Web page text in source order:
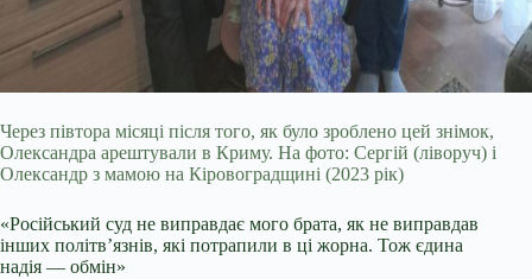
Через півтора місяці після того, як було зроблено цей знімок,
Олександра арештували в Криму. На фото: Сергій (ліворуч) і
Олександр з мамою на Кіровоградщині (2023 рік)
«Російський суд не виправдає мого брата, як не виправдав
інших політв’язнів, які потрапили в ці жорна. Тож єдина
надія — обмін»